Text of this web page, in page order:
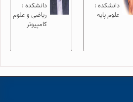
دانشکده :
علوم پایه
دانشکده :
ریاضی و علوم
کامپیوتر